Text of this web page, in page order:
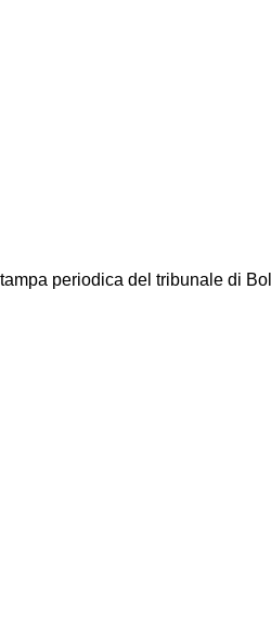
periodica del tribunale di